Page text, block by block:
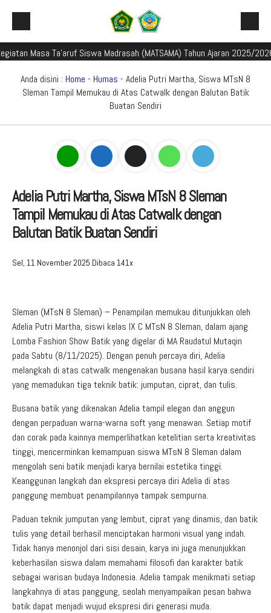
Beranda
Profil Madrasah
Sejarah dan Perkembangan Madrasah
Identitas Madrasah
Visi Misi Madrasah
Guru dan Tenaga Kependidikan
Sarana Prasarana
Mata Pelajaran
Jadwal Pembelajaran TP. 2024/2025
Media Pembelajaran
Galeri
Galeri Berita
Video
Aplikasi Madrasah
Rapor Digital Madrasah
Informasi PMBM
Peringkat PMBM
Perpustakaan Madyadesta
Pojok Literasi
Zona Integritas
Download
Regulasi PPID
Profil PPID
Struktur Organisasi
Ta'aruf Siswa Madrasah (MATSAMA) Tahun Ajaran 2025/2026
Anda disini : Home - Humas - Adelia Putri Martha, Siswa MTsN 8
Sleman Tampil Memukau di Atas Catwalk dengan Balutan Batik
Buatan Sendiri
Adelia Putri Martha, Siswa MTsN 8 Sleman
Tampil Memukau di Atas Catwalk dengan
Balutan Batik Buatan Sendiri
Sel, 11 November 2025 Dibaca 141x
Sleman (MTsN 8 Sleman) – Penampilan memukau ditunjukkan oleh
Adelia Putri Martha, siswi kelas IX C MTsN 8 Sleman, dalam ajang
Lomba Fashion Show Batik yang digelar di MA Raudatul Mutaqin
pada Sabtu (8/11/2025). Dengan penuh percaya diri, Adelia
melangkah di atas catwalk mengenakan busana hasil karya sendiri
yang memadukan tiga teknik batik: jumputan, ciprat, dan tulis.
Busana batik yang dikenakan Adelia tampil elegan dan anggun
dengan perpaduan warna-warna soft yang menawan. Setiap motif
dan corak pada kainnya memperlihatkan ketelitian serta kreativitas
tinggi, mencerminkan kemampuan siswa MTsN 8 Sleman dalam
mengolah seni batik menjadi karya bernilai estetika tinggi.
Keanggunan langkah dan ekspresi percaya diri Adelia di atas
panggung membuat penampilannya tampak sempurna.
Paduan teknik jumputan yang lembut, ciprat yang dinamis, dan batik
tulis yang detail berhasil menciptakan harmoni visual yang indah.
Tidak hanya menonjol dari sisi desain, karya ini juga menunjukkan
keberhasilan siswa dalam memahami filosofi dan karakter batik
sebagai warisan budaya Indonesia. Adelia tampak menikmati setiap
langkahnya di atas panggung, seolah menyampaikan pesan bahwa
batik dapat menjadi wujud ekspresi diri generasi muda.